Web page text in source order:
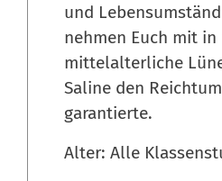
und
nehmen Euch mit in
mittelalterliche
Saline den
garantierte.
Alter: Alle